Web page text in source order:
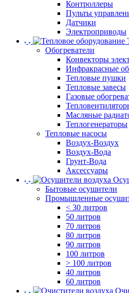
Контроллеры
Пульты
Датчики
Электроприводы
Обогреватели
Конвекторы
Инфракрасные
Тепловые пушки
Тепловые завесы
Газовые
Масляные
Теплогенераторы
Тепловые насосы
Воздух-Воздух
Воздух-Вода
Грунт-Вода
Аксессуары
Бытовые осушители
Промышленные
< 30 литров
50 литров
70 литров
80 литров
90 литров
100 литров
> 100 литров
40 литров
60 литров